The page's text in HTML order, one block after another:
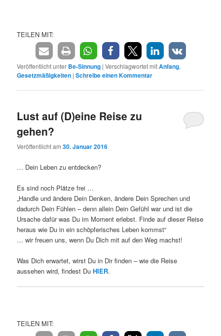
TEILEN MIT:
Veröffentlicht unter Be-Sinnung |Verschlagwortet mitAnfang,
Gesetzmäßigkeiten |Schreibe einen Kommentar
Lust auf (D)eine Reise zu
gehen?
Veröffentlicht am30. Januar 2016
… Dein Leben zu entdecken?
Es sind noch Plätze frei …
„Handle und ändere Dein Denken, ändere Dein Sprechen und
dadurch Dein Fühlen – denn allein Dein Gefühl war und ist die
Ursache dafür was Du im Moment erlebst. Finde auf dieser Reise
heraus wie Du in ein schöpferisches Leben kommst“
… wir freuen uns, wenn Du Dich mit auf den Weg machst!
Was Dich erwartet, wirst Du in Dir finden – wie die Reise
aussehen wird, findest DuHIER.
TEILEN MIT: